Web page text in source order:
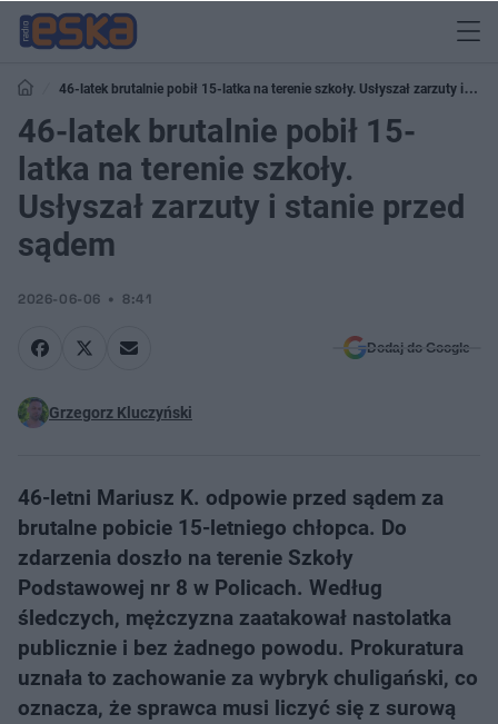
46-latek brutalnie pobił 15-latka na terenie szkoły. Usłyszał zarzuty i
stanie przed sądem
46-latek brutalnie pobił 15-
latka na terenie szkoły.
Usłyszał zarzuty i stanie przed
sądem
2026-06-06 8:41
Dodaj do Google
Grzegorz Kluczyński
46-letni Mariusz K. odpowie przed sądem za
brutalne pobicie 15-letniego chłopca. Do
zdarzenia doszło na terenie Szkoły
Podstawowej nr 8 w Policach. Według
śledczych, mężczyzna zaatakował nastolatka
publicznie i bez żadnego powodu. Prokuratura
uznała to zachowanie za wybryk chuligański, co
oznacza, że sprawca musi liczyć się z surową